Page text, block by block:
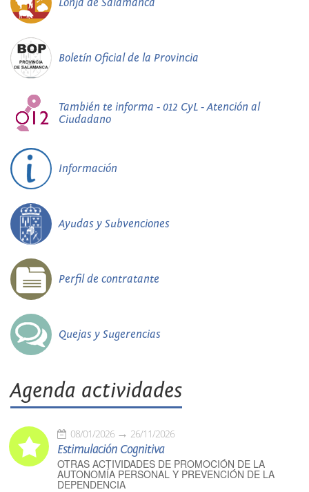
Boletín Oficial de la Provincia
También te informa - 012 CyL - Atención al
Ciudadano
Información
Ayudas y Subvenciones
Perfil de contratante
Quejas y Sugerencias
Agenda actividades
08/01/2026 26/11/2026
Estimulación Cognitiva
OTRAS ACTIVIDADES DE PROMOCIÓN DE LA
AUTONOMÍA PERSONAL Y PREVENCIÓN DE LA
DEPENDENCIA